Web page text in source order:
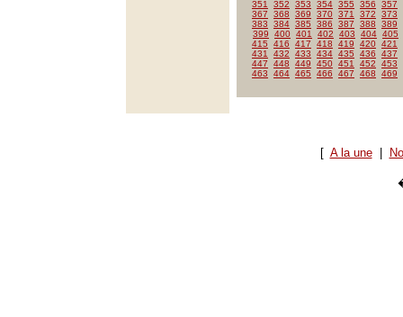
351
352 353 354 355 356
357
367
368 369 370 371 372
373
383
384 385 386 387 388
389
399
400 401 402 403 404 405
415
416 417 418 419 420 421
431
432 433 434 435 436
437
447
448 449 450 451 452
453
463
464 465 466 467 468 469
[ A la une|